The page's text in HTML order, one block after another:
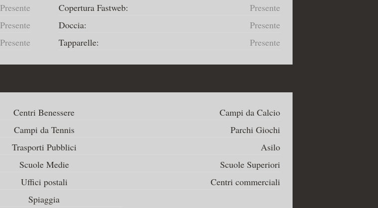
Presente Copertura Fastweb:
Presente
Presente Doccia:
Presente
Presente Tapparelle: Presente
Centri Benessere
Campi da Calcio
Campi da Tennis
Parchi Giochi
Trasporti Pubblici
Asilo
Scuole Medie
Scuole Superiori
Uffici postali
Centri commerciali
Spiaggia